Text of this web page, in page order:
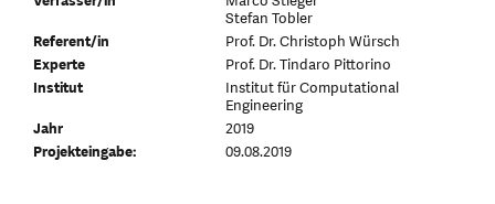
Stefan Tobler
Referent/in
Prof. Dr. Christoph Würsch
Experte
Prof. Dr. Tindaro Pittorino
Institut
Institut für Computational
Engineering
Jahr
2019
Projekteingabe:
09.08.2019